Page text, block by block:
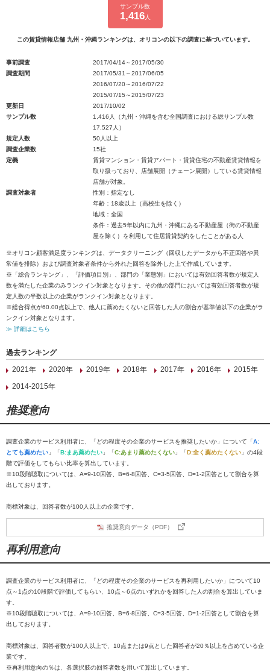
サンプル数
1,416人
この賃貸情報店舗 九州・沖縄ランキングは、オリコンの以下の調査に基づいています。
事前調査
2017/04/14～2017/05/30
調査期間
2017/05/31～2017/06/05
2016/07/20～2016/07/22
2015/07/15～2015/07/23
更新日
2017/10/02
サンプル数
1,416人（九州・沖縄を含む全国調査における総サンプル数
17,527人）
規定人数
50人以上
調査企業数
15社
定義
賃貸マンション・賃貸アパート・賃貸住宅の不動産賃貸情報を
取り扱っており、店舗展開（チェーン展開）している賃貸情報
店舗が対象。
調査対象者
性別：指定なし
年齢：18歳以上（高校生を除く）
地域：全国
条件：過去5年以内に九州・沖縄にある不動産屋（街の不動産
屋を除く）を利用して住居賃貸契約をしたことがある人
※オリコン顧客満足度ランキングは、データクリーニング（回収したデータから不正回答や異
常値を排除）および調査対象者条件から外れた回答を除外した上で作成しています。
※「総合ランキング」、「評価項目別」、部門の「業態別」においては有効回答者数が規定人
数を満たした企業のみランクイン対象となります。その他の部門においては有効回答者数が規
定人数の半数以上の企業がランクイン対象となります。
※総合得点が60.00点以上で、他人に薦めたくないと回答した人の割合が基準値以下の企業がラ
ンクイン対象となります。
≫ 詳細はこちら
過去ランキング
2021年
2020年 2019年 2018年 2017年 2016年
2015年
2014-2015年
推奨意向
調査企業のサービス利用者に、「どの程度その企業のサービスを推奨したいか」について「A:
とても薦めたい 」「B:まあ薦めたい 」「C:あまり薦めたくない 」「D:全く薦めたくない 」の4段
階で評価をしてもらい比率を算出しています。
※10段階聴取については、A=9-10回答、B=6-8回答、C=3-5回答、D=1-2回答として割合を算
出しております。
商標対象は、回答者数が100人以上の企業です。
推奨意向データ（PDF）
再利用意向
調査企業のサービス利用者に、「どの程度その企業のサービスを再利用したいか」について10
点～1点の10段階で評価してもらい、10点～6点のいずれかを回答した人の割合を算出していま
す。
※10段階聴取については、A=9-10回答、B=6-8回答、C=3-5回答、D=1-2回答として割合を算
出しております。
商標対象は、回答者数が100人以上で、10点または9点とした回答者が20％以上を占めている企
業です。
※再利用意向の％は、各選択肢の回答者数を用いて算出しています。